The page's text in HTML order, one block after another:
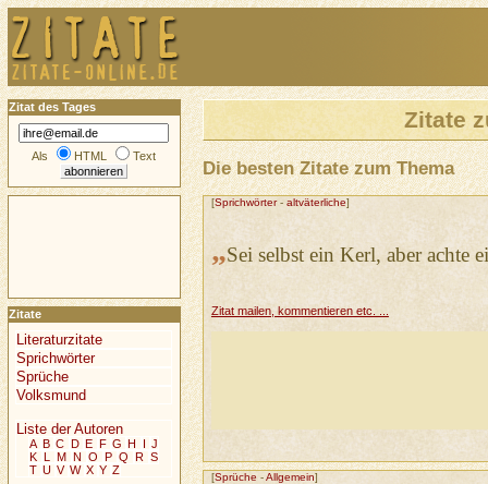
Zitate
Die besten Zitate zum Thema
[Sprichwörter- altväterliche]
„Sei selbst ein Kerl, aber achte
Zitat mailen, kommentieren etc. ...
[Sprüche -Allgemein]
Zitat des Tages
Als HTML Text
Zitate
Literaturzitate
Sprichwörter
Sprüche
Volksmund
Liste der Autoren
A B C D E F G H I J
K L M N O P Q R S
T U V W X Y Z